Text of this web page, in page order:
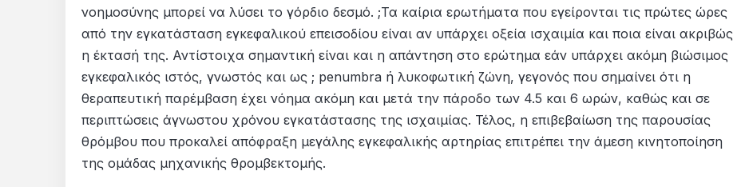
νοημοσύνης μπορεί να λύσει το γόρδιο δεσμό. ;Τα καίρια ερωτήματα που εγείρονται τις πρώτες ώρες
από την εγκατάσταση εγκεφαλικού επεισοδίου είναι αν υπάρχει οξεία ισχαιμία και ποια είναι ακριβώς
η έκτασή της. Αντίστοιχα σημαντική είναι και η απάντηση στο ερώτημα εάν υπάρχει ακόμη βιώσιμος
εγκεφαλικός ιστός, γνωστός και ως ; penumbra ή λυκοφωτική ζώνη, γεγονός που σημαίνει ότι η
θεραπευτική παρέμβαση έχει νόημα ακόμη και μετά την πάροδο των 4.5 και 6 ωρών, καθώς και σε
περιπτώσεις άγνωστου χρόνου εγκατάστασης της ισχαιμίας. Τέλος, η επιβεβαίωση της παρουσίας
θρόμβου που προκαλεί απόφραξη μεγάλης εγκεφαλικής αρτηρίας επιτρέπει την άμεση κινητοποίηση
της ομάδας μηχανικής θρομβεκτομής.